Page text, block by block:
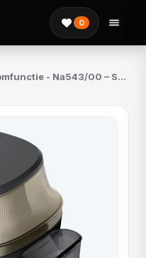
0
Philips Airfryer 5000-serie Met Stoomfunctie - Na543/00 – Steamclean Steamfry 7.2 L Tot 6 Personen Heteluchtfriteuse Met Stoomfunctie Zwart